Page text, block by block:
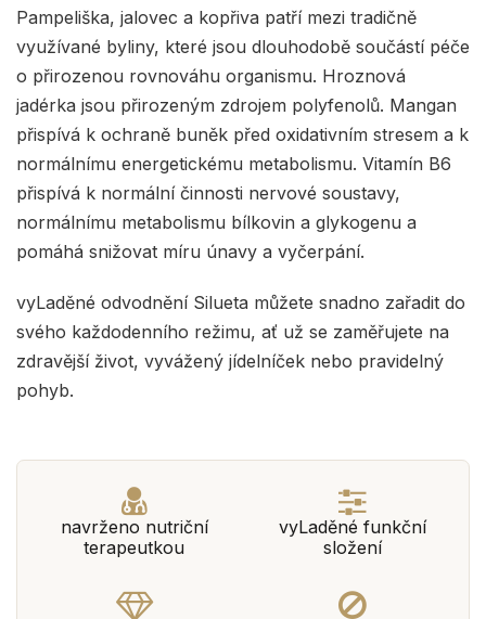
Pampeliška, jalovec a kopřiva patří mezi tradičně
využívané byliny, které jsou dlouhodobě součástí péče
o přirozenou rovnováhu organismu. Hroznová
jadérka jsou přirozeným zdrojem polyfenolů. Mangan
přispívá k ochraně buněk před oxidativním stresem a k
normálnímu energetickému metabolismu. Vitamín B6
přispívá k normální činnosti nervové soustavy,
normálnímu metabolismu bílkovin a glykogenu a
pomáhá snižovat míru únavy a vyčerpání.
vyLaděné odvodnění Silueta můžete snadno zařadit do
svého každodenního režimu, ať už se zaměřujete na
zdravější život, vyvážený jídelníček nebo pravidelný
pohyb.
navrženo nutriční
terapeutkou
vyLaděné funkční
složení